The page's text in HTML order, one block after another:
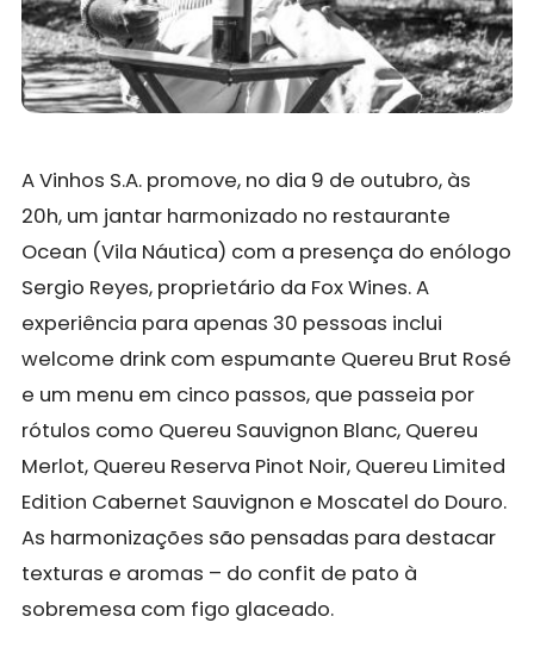
A Vinhos S.A. promove, no dia 9 de outubro, às
20h, um jantar harmonizado no restaurante
Ocean (Vila Náutica) com a presença do enólogo
Sergio Reyes, proprietário da Fox Wines. A
experiência para apenas 30 pessoas inclui
welcome drink com espumante Quereu Brut Rosé
e um menu em cinco passos, que passeia por
rótulos como Quereu Sauvignon Blanc, Quereu
Merlot, Quereu Reserva Pinot Noir, Quereu Limited
Edition Cabernet Sauvignon e Moscatel do Douro.
As harmonizações são pensadas para destacar
texturas e aromas – do confit de pato à
sobremesa com figo glaceado.